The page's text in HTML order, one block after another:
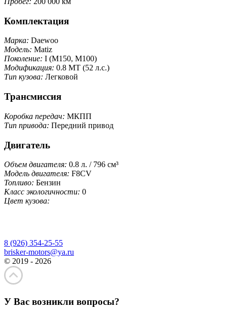
Комплектация
Марка: Daewoo
Модель: Matiz
Поколение: I (M150, M100)
Модификация: 0.8 MT (52 л.с.)
Тип кузова: Легковой
Трансмиссия
Коробка передач: МКПП
Тип привода: Передний привод
Двигатель
Объем двигателя: 0.8 л. / 796 см³
Модель двигателя: F8CV
Топливо: Бензин
Класс экологичности: 0
Цвет кузова:
8 (926) 354-25-55
brisker-motors@ya.ru
© 2019 - 2026
У Вас возникли вопросы?